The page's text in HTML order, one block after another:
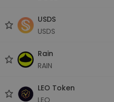
USDS
USDS
Rain
RAIN
LEO Token
LEO